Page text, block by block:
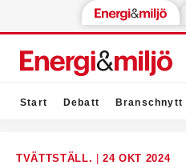
Start Debatt Branschnytt
TVÄTTSTÄLL. 24 OKT 2024